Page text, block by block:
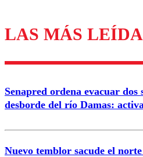
Los comentarios son
diálogo
Correo
LAS MÁS
Senapred ordena evacuar dos
desborde del río Damas:
Nuevo temblor sacude el